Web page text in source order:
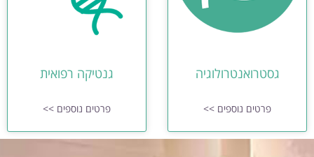
גסטרואנטרולוגיה
פרטים נוספים >>
גנטיקה רפואית
פרטים נוספים >>